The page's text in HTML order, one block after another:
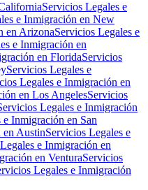
Servicios Legales e
e Inmigración en New
en ArizonaServicios Legales e
e Inmigración en
en FloridaServicios
Servicios Legales e
Legales e Inmigración en
en Los AngelesServicios
Legales e Inmigración
e Inmigración en San
en AustinServicios Legales e
e Inmigración en
en VenturaServicios
Legales e Inmigración